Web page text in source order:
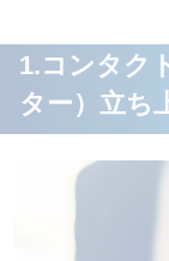
1.コンタク
ター）立ち